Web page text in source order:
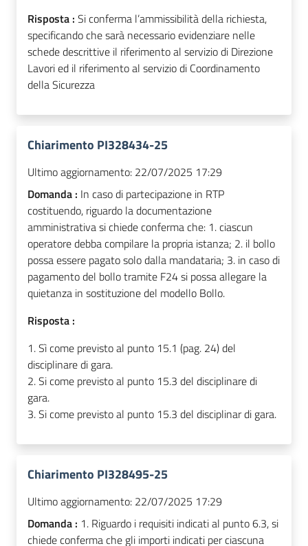
Risposta : Si conferma l’ammissibilità della richiesta,
specificando che sarà necessario evidenziare nelle
schede descrittive il riferimento al servizio di Direzione
Lavori ed il riferimento al servizio di Coordinamento
della Sicurezza
Chiarimento PI328434-25
Ultimo aggiornamento: 22/07/2025 17:29
Domanda : In caso di partecipazione in RTP
costituendo, riguardo la documentazione
amministrativa si chiede conferma che: 1. ciascun
operatore debba compilare la propria istanza; 2. il bollo
possa essere pagato solo dalla mandataria; 3. in caso di
pagamento del bollo tramite F24 si possa allegare la
quietanza in sostituzione del modello Bollo.
Risposta :
1. Sì come previsto al punto 15.1 (pag. 24) del
disciplinare di gara.
2. Si come previsto al punto 15.3 del disciplinare di
gara.
3. Si come previsto al punto 15.3 del disciplinar di gara.
Chiarimento PI328495-25
Ultimo aggiornamento: 22/07/2025 17:29
Domanda : 1. Riguardo i requisiti indicati al punto 6.3, si
chiede conferma che gli importi indicati per ciascuna